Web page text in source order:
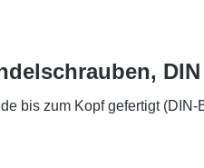
bis zum Kopf gefertigt (DIN-